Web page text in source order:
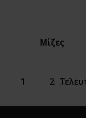
Μίζες
1 2